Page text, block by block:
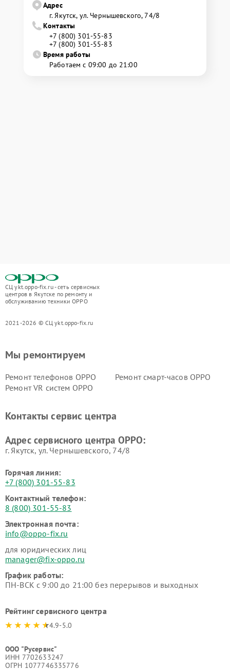
Адрес
г. Якутск, ул. Чернышевского, 74/8
Контакты
+7 (800) 301-55-83
+7 (800) 301-55-83
Время работы
Работаем с 09:00 до 21:00
СЦ ykt.oppo-fix.ru - сеть сервисных
центров в Якутске по ремонту и
обслуживанию техники OPPO
2021-2026 © СЦ ykt.oppo-fix.ru
Мы ремонтируем
Ремонт телефонов OPPO
Ремонт смарт-часов OPPO
Ремонт VR систем OPPO
Контакты сервис центра
Адрес сервисного центра OPPO:
г. Якутск, ул. Чернышевского, 74/8
Горячая линия:
+7 (800) 301-55-83
Контактный телефон:
8 (800) 301-55-83
Электронная почта:
info@oppo-fix.ru
для юридических лиц
manager@fix-oppo.ru
График работы:
ПН-ВСК с 9:00 до 21:00 без перерывов и выходных
Рейтинг сервисного центра
4.9-5.0
ООО "Русервис"
ИНН 7702633247
ОГРН 1077746335776